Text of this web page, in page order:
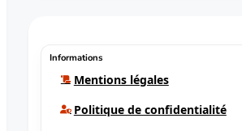
Informations
Mentions légales
Politique de confidentialité